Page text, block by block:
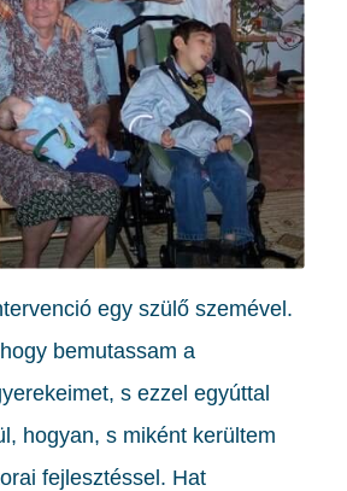
egy szülő szemével.
bemutassam a
s ezzel egyúttal
hogyan, s miként kerültem
fejlesztéssel. Hat